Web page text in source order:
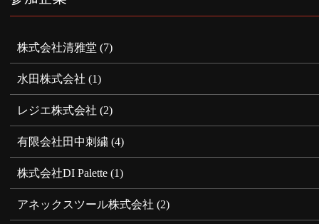
株式会社清雅堂 (7)
水田株式会社 (1)
レジエ株式会社 (2)
有限会社田中刺繍 (4)
株式会社DI Palette (1)
アネックスツール株式会社 (2)